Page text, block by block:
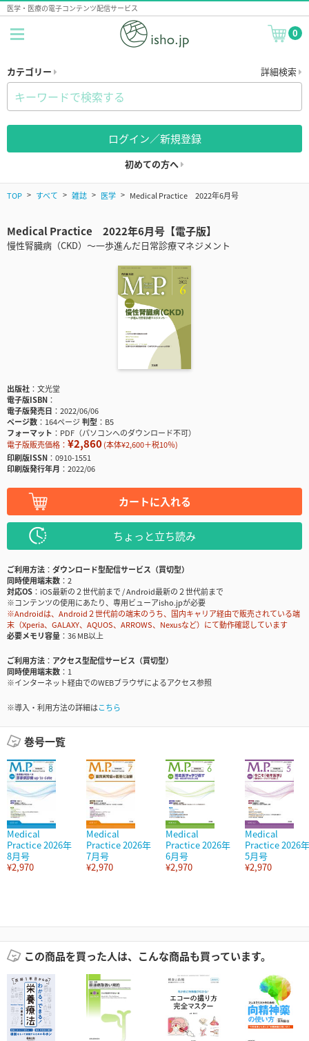
医学・医療の電子コンテンツ配信サービス
0
カテゴリー 詳細検索
ログイン／新規登録
初めての方へ
TOP すべて 雑誌 医学 Medical Practice 2022年6月号
Medical Practice 2022年6月号【電子版】
慢性腎臓病（CKD）～一歩進んだ日常診療マネジメント
出版社
文光堂
電子版ISBN
電子版発売日
2022/06/06
ページ数
164ページ判型
B5
フォーマット
PDF（パソコンへのダウンロード不可）
電子版販売価格： ¥2,860(本体¥2,600＋税10％)
印刷版ISSN
0910-1551
印刷版発行年月
2022/06
カートに入れる
ちょっと立ち読み
ご利用方法
ダウンロード型配信サービス（買切型）
同時使用端末数
2
対応OS
iOS最新の２世代前まで / Android最新の２世代前まで
※コンテンツの使用にあたり、専用ビューアisho.jpが必要
※Androidは、Android２世代前の端末のうち、国内キャリア経由で販売されている端
末（Xperia、GALAXY、AQUOS、ARROWS、Nexusなど）にて動作確認しています
必要メモリ容量
36 MB以上
ご利用方法
アクセス型配信サービス（買切型）
同時使用端末数
1
※インターネット経由でのWEBブラウザによるアクセス参照
※導入・利用方法の詳細はこちら
巻号一覧
Medical
Practice 2026年
8月号
¥2,970
Medical
Practice 2026年
7月号
¥2,970
Medical
Practice 2026年
6月号
¥2,970
Medical
Practice 2026年
5月号
¥2,970
この商品を買った人は、こんな商品も買っています。